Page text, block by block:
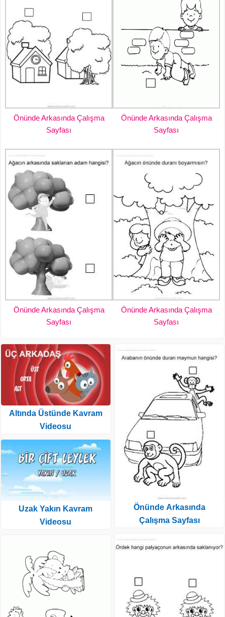
Önünde Arkasında Çalışma
Sayfası
Önünde Arkasında Çalışma
Sayfası
Önünde Arkasında Çalışma
Sayfası
Önünde Arkasında Çalışma
Sayfası
Altında Üstünde Kavram
Videosu
Uzak Yakın Kavram
Videosu
Önünde Arkasında
Çalışma Sayfası